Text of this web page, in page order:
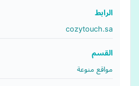
الرابط
cozytouch.sa
القسم
مواقع منوعة